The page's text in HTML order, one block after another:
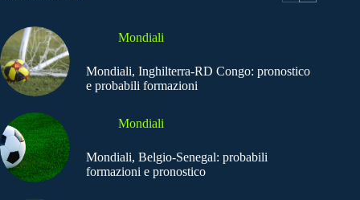
Mondiali
Mondiali, Inghilterra-RD Congo: pronostico
e probabili formazioni
Mondiali
Mondiali, Belgio-Senegal: probabili
formazioni e pronostico